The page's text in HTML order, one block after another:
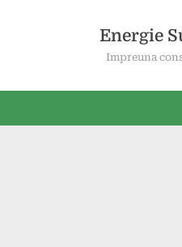
Energie
Impreuna